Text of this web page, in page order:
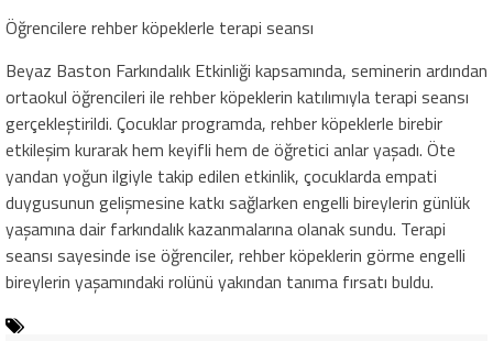
Öğrencilere rehber köpeklerle terapi seansı
Beyaz Baston Farkındalık Etkinliği kapsamında, seminerin ardından
ortaokul öğrencileri ile rehber köpeklerin katılımıyla terapi seansı
gerçekleştirildi. Çocuklar programda, rehber köpeklerle birebir
etkileşim kurarak hem keyifli hem de öğretici anlar yaşadı. Öte
yandan yoğun ilgiyle takip edilen etkinlik, çocuklarda empati
duygusunun gelişmesine katkı sağlarken engelli bireylerin günlük
yaşamına dair farkındalık kazanmalarına olanak sundu. Terapi
seansı sayesinde ise öğrenciler, rehber köpeklerin görme engelli
bireylerin yaşamındaki rolünü yakından tanıma fırsatı buldu.